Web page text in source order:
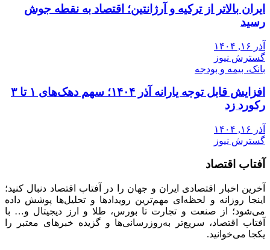
ایران بالاتر از ترکیه و آرژانتین؛ اقتصاد به نقطه جوش
رسید
آذر ۱۶, ۱۴۰۴
گسترش نیوز
بانک، بیمه و بودجه
افزایش قابل توجه یارانه آذر ۱۴۰۴؛ سهم دهک‌های ۱ تا ۳
رکورد زد
آذر ۱۶, ۱۴۰۴
گسترش نیوز
آفتاب اقتصاد
آخرین اخبار اقتصادی ایران و جهان را در آفتاب اقتصاد دنبال کنید؛
اینجا روزانه و لحظه‌ای مهم‌ترین رویدادها و تحلیل‌ها پوشش داده
می‌شود؛ از صنعت و تجارت تا بورس، طلا و ارز دیجیتال و… با
آفتاب اقتصاد، سریع‌تر به‌روزرسانی‌ها و گزیده خبرهای معتبر را
یکجا می‌خوانید.